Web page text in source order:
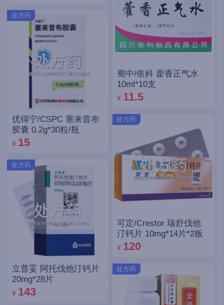
处方药
优得宁/CSPC 塞来昔布
胶囊 0.2g*30粒/瓶
¥ 15
处方药
立普妥 阿托伐他汀钙片
20mg*28片
¥ 143
蜀中/依科 藿香正气水
10ml*10支
¥ 11.5
处方药
可定/Crestor 瑞舒伐他
汀钙片 10mg*14片*2板
¥ 120
处方药